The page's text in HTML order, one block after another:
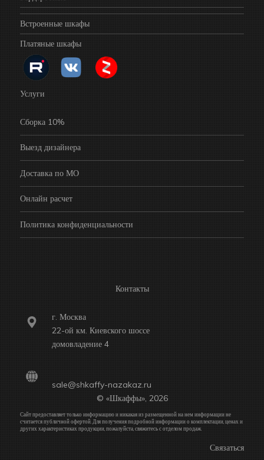
Встроенные шкафы
Платяные шкафы
Услуги
Сборка 10%
Выезд дизайнера
Доставка по МО
Онлайн расчет
Политика конфиденциальности
Контакты
г. Москва
22-ой км. Киевского шоссе
домовладение 4
sale@shkaffy-nazakaz.ru
© «Шкаффы», 2026
Сайт предоставляет только информацию и никакая из размещенной на нем информации не
считается публичной офертой. Для получения подробной информации о комплектации, ценах и
других характеристиках продукции, пожалуйста, свяжитесь с отделом продаж.
Связаться